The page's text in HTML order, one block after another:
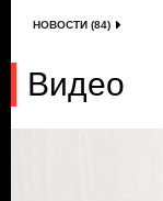
НОВОСТИ (84)
Видео